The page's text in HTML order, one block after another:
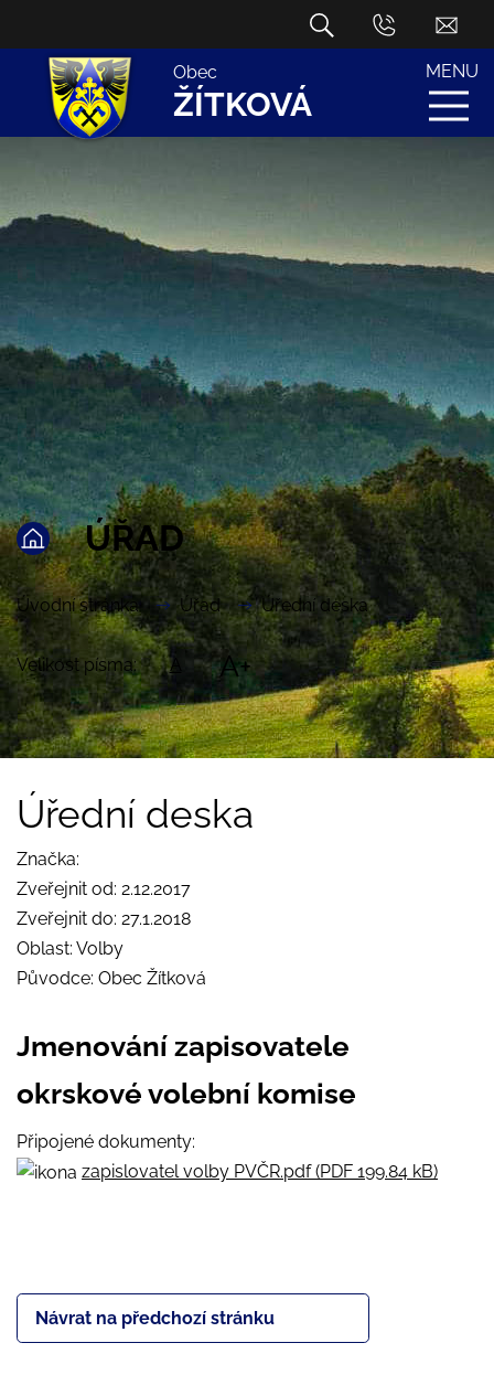
Obec
ŽÍTKOVÁ
MENU
ÚŘAD
Úvodní stránka Úřad Úřední deska
Velikost písma: A A+
Úřední deska
Značka:
Zveřejnit od: 2.12.2017
Zveřejnit do: 27.1.2018
Oblast: Volby
Původce: Obec Žítková
Jmenování zapisovatele
okrskové volební komise
Připojené dokumenty:
zapislovatel volby PVČR.pdf (PDF 199.84 kB)
Návrat na předchozí stránku